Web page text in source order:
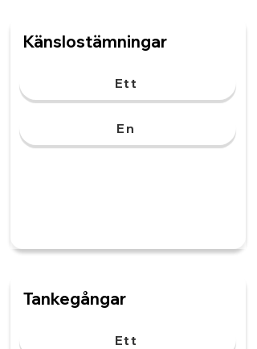
Känslostämningar
Ett
En
Tankegångar
Ett